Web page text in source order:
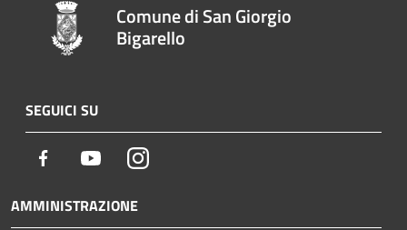
Comune di San Giorgio
Bigarello
SEGUICI SU
Facebook YoutubeInstagram
AMMINISTRAZIONE